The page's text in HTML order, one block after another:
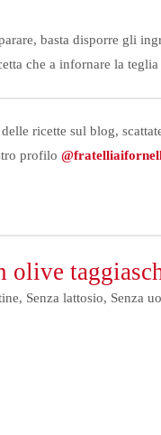
basta disporre gli
che a infornare la
ricette sul blog,
profilo
olive
Senza lattosio, Senza